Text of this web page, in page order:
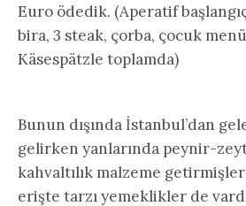
Euro ödedik. (Aperatif
bira, 3 steak, çorba, çocuk
Käsespätzle toplamda)
Bunun dışında İstanbul’dan
gelirken yanlarında peynir-
kahvaltılık malzeme
erişte tarzı yemeklikler de